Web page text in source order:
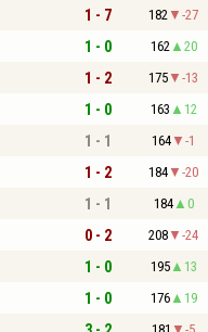
1 - 7 182 -27
1 - 0 162 20
1 - 2 175 -13
1 - 0 163 12
1 - 1 164 -1
1 - 2 184 -20
1 - 1 184 0
0 - 2 208 -24
1 - 0 195 13
1 - 0 176 19